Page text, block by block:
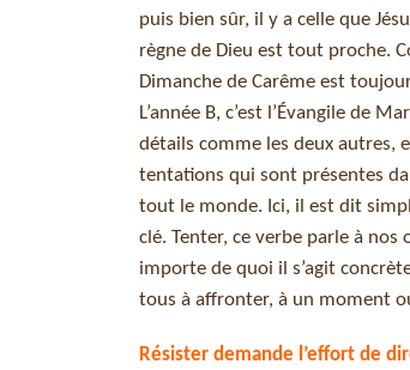
puis bien sûr, il y a celle que
règne de Dieu est tout proche.
Dimanche de Carême est
L’année B, c’est l’Évangile de
détails comme les deux autres,
tentations qui sont présentes
tout le monde. Ici, il est dit
clé. Tenter, ce verbe parle à
importe de quoi il s’agit
tous à affronter, à un moment
Résister demande l’effort de